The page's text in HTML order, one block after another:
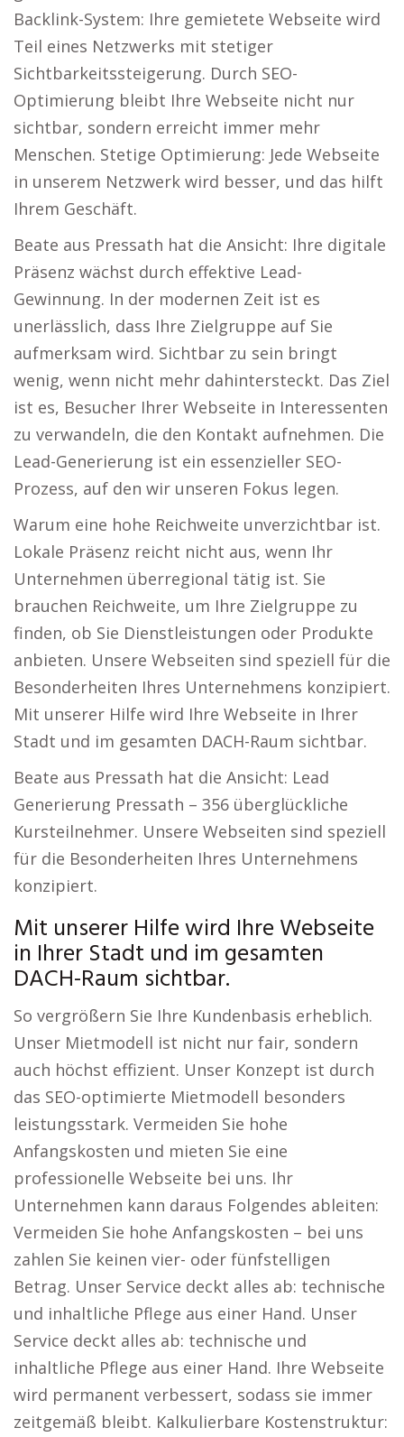
Backlink-System: Ihre gemietete Webseite wird
Teil eines Netzwerks mit stetiger
Sichtbarkeitssteigerung. Durch SEO-
Optimierung bleibt Ihre Webseite nicht nur
sichtbar, sondern erreicht immer mehr
Menschen. Stetige Optimierung: Jede Webseite
in unserem Netzwerk wird besser, und das hilft
Ihrem Geschäft.
Beate aus Pressath hat die Ansicht: Ihre digitale
Präsenz wächst durch effektive Lead-
Gewinnung. In der modernen Zeit ist es
unerlässlich, dass Ihre Zielgruppe auf Sie
aufmerksam wird. Sichtbar zu sein bringt
wenig, wenn nicht mehr dahintersteckt. Das Ziel
ist es, Besucher Ihrer Webseite in Interessenten
zu verwandeln, die den Kontakt aufnehmen. Die
Lead-Generierung ist ein essenzieller SEO-
Prozess, auf den wir unseren Fokus legen.
Warum eine hohe Reichweite unverzichtbar ist.
Lokale Präsenz reicht nicht aus, wenn Ihr
Unternehmen überregional tätig ist. Sie
brauchen Reichweite, um Ihre Zielgruppe zu
finden, ob Sie Dienstleistungen oder Produkte
anbieten. Unsere Webseiten sind speziell für die
Besonderheiten Ihres Unternehmens konzipiert.
Mit unserer Hilfe wird Ihre Webseite in Ihrer
Stadt und im gesamten DACH-Raum sichtbar.
Beate aus Pressath hat die Ansicht: Lead
Generierung Pressath – 356 überglückliche
Kursteilnehmer. Unsere Webseiten sind speziell
für die Besonderheiten Ihres Unternehmens
konzipiert.
Mit unserer Hilfe wird Ihre Webseite
in Ihrer Stadt und im gesamten
DACH-Raum sichtbar.
So vergrößern Sie Ihre Kundenbasis erheblich.
Unser Mietmodell ist nicht nur fair, sondern
auch höchst effizient. Unser Konzept ist durch
das SEO-optimierte Mietmodell besonders
leistungsstark. Vermeiden Sie hohe
Anfangskosten und mieten Sie eine
professionelle Webseite bei uns. Ihr
Unternehmen kann daraus Folgendes ableiten:
Vermeiden Sie hohe Anfangskosten – bei uns
zahlen Sie keinen vier- oder fünfstelligen
Betrag. Unser Service deckt alles ab: technische
und inhaltliche Pflege aus einer Hand. Unser
Service deckt alles ab: technische und
inhaltliche Pflege aus einer Hand. Ihre Webseite
wird permanent verbessert, sodass sie immer
zeitgemäß bleibt. Kalkulierbare Kostenstruktur: